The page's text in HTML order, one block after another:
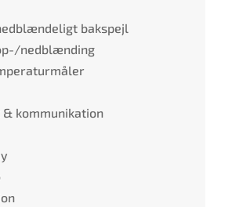
bakspejl
nedblænding
kommunikation